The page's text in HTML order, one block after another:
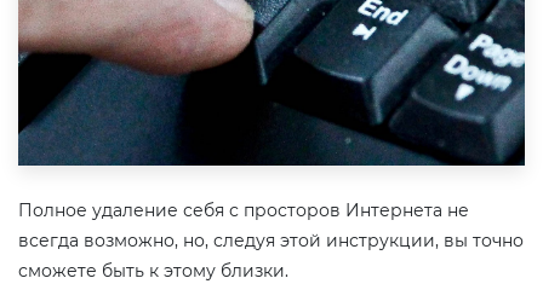
Полное удаление себя с просторов Интернета не
всегда возможно, но, следуя этой инструкции, вы точно
сможете быть к этому близки.